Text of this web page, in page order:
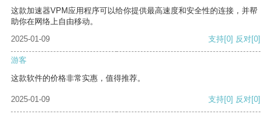
这款加速器VPM应用程序可以给你提供最高速度和安全性的连接，并帮
助你在网络上自由移动。
2025-01-09
支持[0] 反对[0]
游客
这款软件的价格非常实惠，值得推荐。
2025-01-09 支持[0] 反对[0]